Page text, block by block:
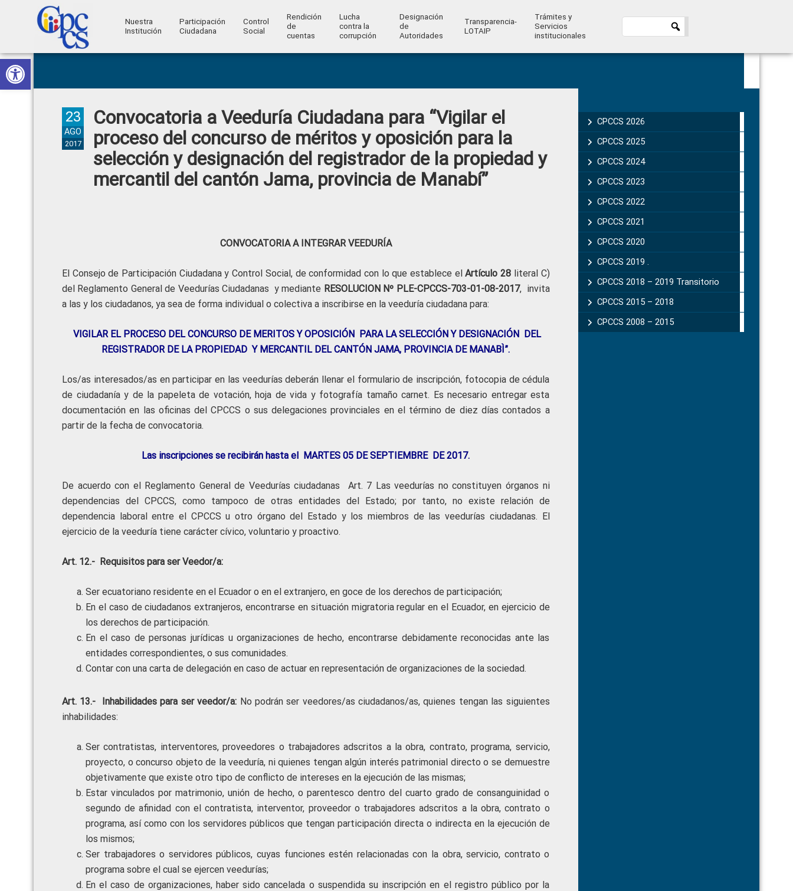
Abrir barra de herramientas
Skip
to
primary
Skip
to
main
Skip
to
primary
Skip
to
footer
Ciudadana
Control
Ciudadano
Nuestra
Institución
Participación
Ciudadana
Control
Social
Rendición
de
cuentas
Lucha
contra la
corrupción
Designación
de
Autoridades
Transparencia-
LOTAIP
Trámites y
Servicios
institucionales
Convocatoria a Veeduría Ciudadana para “Vigilar el
proceso del concurso de méritos y oposición para la
selección y designación del registrador de la propiedad y
mercantil del cantón Jama, provincia de Manabí”
23
AGO
2017
CONVOCATORIA A INTEGRAR VEEDURÍA
El Consejo de Participación Ciudadana y Control Social, de conformidad con lo que establece elArtículo 28 literal C)
del Reglamento General de Veedurías Ciudadanas y mediante RESOLUCION Nº PLE-CPCCS-703-01-08-2017, invita
a las y los ciudadanos, ya sea de forma individual o colectiva a inscribirse en la veeduría ciudadana para:
VIGILAR EL PROCESO DEL CONCURSO DE MERITOS Y OPOSICIÓN PARA LA SELECCIÓN Y DESIGNACIÓN DEL
REGISTRADOR DE LA PROPIEDAD Y MERCANTIL DEL CANTÓN JAMA, PROVINCIA DE MANABÌ”.
Los/as interesados/as en participar en las veedurías deberán llenar el formulario de inscripción, fotocopia de cédula
de ciudadanía y de la papeleta de votación, hoja de vida y fotografía tamaño carnet. Es necesario entregar esta
documentación en las oficinas del CPCCS o sus delegaciones provinciales en el término de diez días contados a
partir de la fecha de convocatoria.
Las inscripciones se recibirán hasta el MARTES 05 DE SEPTIEMBRE DE 2017.
De acuerdo con el Reglamento General de Veedurías ciudadanas Art. 7 Las veedurías no constituyen órganos ni
dependencias del CPCCS, como tampoco de otras entidades del Estado; por tanto, no existe relación de
dependencia laboral entre el CPCCS u otro órgano del Estado y los miembros de las veedurías ciudadanas. El
ejercicio de la veeduría tiene carácter cívico, voluntario y proactivo.
Art. 12.- Requisitos para ser Veedor/a:
Ser ecuatoriano residente en el Ecuador o en el extranjero, en goce de los derechos de participación;
En el caso de ciudadanos extranjeros, encontrarse en situación migratoria regular en el Ecuador, en ejercicio de
los derechos de participación.
En el caso de personas jurídicas u organizaciones de hecho, encontrarse debidamente reconocidas ante las
entidades correspondientes, o sus comunidades.
Contar con una carta de delegación en caso de actuar en representación de organizaciones de la sociedad.
Art. 13.- Inhabilidades para ser veedor/a: No podrán ser veedores/as ciudadanos/as, quienes tengan las siguientes
inhabilidades:
Ser contratistas, interventores, proveedores o trabajadores adscritos a la obra, contrato, programa, servicio,
proyecto, o concurso objeto de la veeduría, ni quienes tengan algún interés patrimonial directo o se demuestre
objetivamente que existe otro tipo de conflicto de intereses en la ejecución de las mismas;
Estar vinculados por matrimonio, unión de hecho, o parentesco dentro del cuarto grado de consanguinidad o
segundo de afinidad con el contratista, interventor, proveedor o trabajadores adscritos a la obra, contrato o
programa, así como con los servidores públicos que tengan participación directa o indirecta en la ejecución de
los mismos;
Ser trabajadores o servidores públicos, cuyas funciones estén relacionadas con la obra, servicio, contrato o
programa sobre el cual se ejercen veedurías;
En el caso de organizaciones, haber sido cancelada o suspendida su inscripción en el registro público por la
Sidebar
CPCCS 2026
CPCCS 2025
CPCCS 2024
CPCCS 2023
CPCCS 2022
CPCCS 2021
CPCCS 2020
CPCCS 2019 .
CPCCS 2018 – 2019 Transitorio
CPCCS 2015 – 2018
CPCCS 2008 – 2015